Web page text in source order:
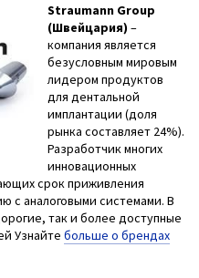
Straumann Group
(Швейцария) –
компания является
безусловным мировым
лидером продуктов
для дентальной
имплантации (доля
рынка составляет 24%).
Разработчик многих
инновационных
срок приживления
с аналоговыми системами. В
так и более доступные
Узнайте больше о брендах